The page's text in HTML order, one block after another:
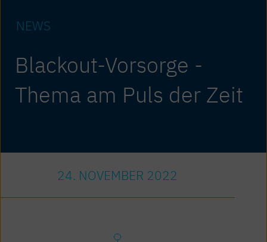
NEWS
Blackout-Vorsorge -
Thema am Puls der Zeit
24. NOVEMBER 2022